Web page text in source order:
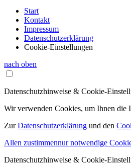
Start
Kontakt
Impressum
Datenschutzerklärung
Cookie-Einstellungen
nach oben
Datenschutzhinweise & Cookie-
Wir verwenden Cookies, um Ihnen die
ZurDatenschutzerklärung und den
Allen zustimmennur notwendige
Datenschutzhinweise & Cookie-